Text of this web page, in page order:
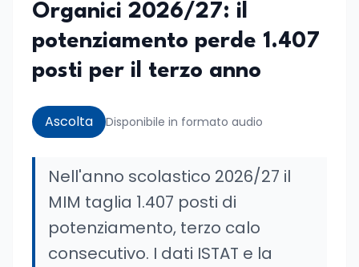
Organici 2026/27: il
potenziamento perde 1.407
posti per il terzo anno
Ascolta Disponibile in formato audio
Nell'anno scolastico 2026/27 il
MIM taglia 1.407 posti di
potenziamento, terzo calo
consecutivo. I dati ISTAT e la